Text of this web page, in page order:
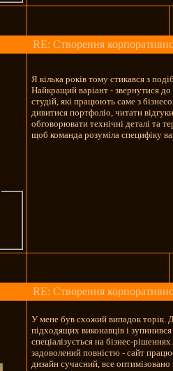
RE: Створення
Я кілька років тому стикався з
Найкращий варіант - звернутися до
студій, які працюють саме з
дивитися портфоліо, читати
обговорювати технічні деталі та
щоб команда розуміла специфіку
RE: Створення
У мене був схожий випадок торік.
підходящих виконавців і
спеціалізується на бізнес-
задоволений повністю - сайт
дизайн сучасний, все